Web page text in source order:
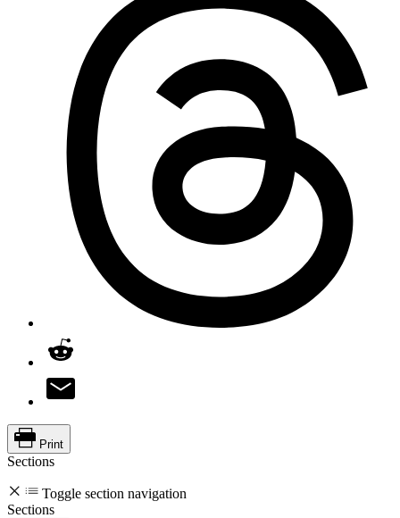
Print
Sections
Toggle section navigation
Sections